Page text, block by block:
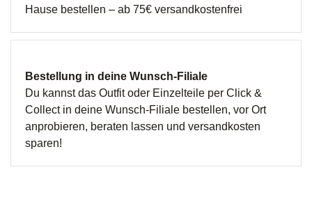
Hause bestellen – ab 75€ versandkostenfrei
Bestellung in deine Wunsch-Filiale
Du kannst das Outfit oder Einzelteile per Click &
Collect in deine Wunsch-Filiale bestellen, vor Ort
anprobieren, beraten lassen und versandkosten
sparen!